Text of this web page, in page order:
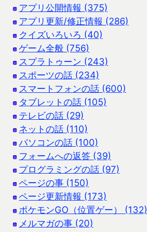
アプリ公開情報 (375)
アプリ更新/修正情報 (286)
クイズいろいろ (40)
ゲーム全般 (756)
スプラトゥーン (243)
スポーツの話 (234)
スマートフォンの話 (600)
タブレットの話 (105)
テレビの話 (29)
ネットの話 (110)
パソコンの話 (100)
フォームへの返答 (39)
プログラミングの話 (97)
ページの事 (150)
ページ更新情報 (173)
ポケモンGO（位置ゲー） (132)
メルマガの事 (20)